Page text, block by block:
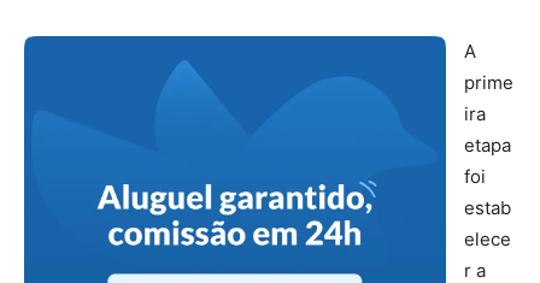
A
prime
ira
etapa
foi
estab
elece
r a